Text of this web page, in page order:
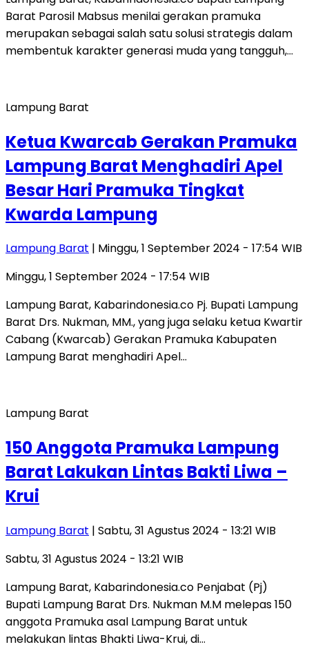
Barat Parosil Mabsus menilai gerakan pramuka
merupakan sebagai salah satu solusi strategis dalam
membentuk karakter generasi muda yang tangguh,…
Lampung Barat
Ketua Kwarcab Gerakan Pramuka
Lampung Barat Menghadiri Apel
Besar Hari Pramuka Tingkat
Kwarda Lampung
Lampung Barat | Minggu, 1 September 2024 - 17:54 WIB
Minggu, 1 September 2024 - 17:54 WIB
Lampung Barat, Kabarindonesia.co Pj. Bupati Lampung
Barat Drs. Nukman, MM., yang juga selaku ketua Kwartir
Cabang (Kwarcab) Gerakan Pramuka Kabupaten
Lampung Barat menghadiri Apel…
Lampung Barat
150 Anggota Pramuka Lampung
Barat Lakukan Lintas Bakti Liwa –
Krui
Lampung Barat | Sabtu, 31 Agustus 2024 - 13:21 WIB
Sabtu, 31 Agustus 2024 - 13:21 WIB
Lampung Barat, Kabarindonesia.co Penjabat (Pj)
Bupati Lampung Barat Drs. Nukman M.M melepas 150
anggota Pramuka asal Lampung Barat untuk
melakukan lintas Bhakti Liwa-Krui, di…